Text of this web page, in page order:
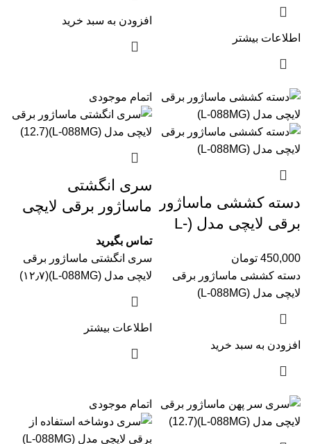
اطلاعات بیشتر
افزودن به سبد خرید
دسته کششی ماساژور
برقی لایچی مدل (L-
450,000 تومان
دسته کششی ماساژور برقی
لایچی مدل (L-088MG‏)
افزودن به سبد خرید
اتمام موجودی
سری انگشتی
ماساژور برقی لایچی
(۱۲٫۷)
تماس بگیرید
سری انگشتی ماساژور برقی
لایچی مدل (L-088MG‏)(۱۲٫۷)
اطلاعات بیشتر
اتمام موجودی